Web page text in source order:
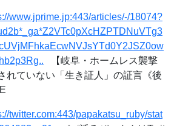
www.jprime.jp:443/articles/-/18074?
【岐阜・ホームレス襲撃
れていない「生き証人」の証言《後
twitter.com:443/papakatsu_ruby/stat